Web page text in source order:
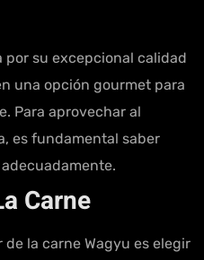
por su excepcional calidad
una opción gourmet para
Para aprovechar al
es fundamental saber
Carne
la carne Wagyu es elegir